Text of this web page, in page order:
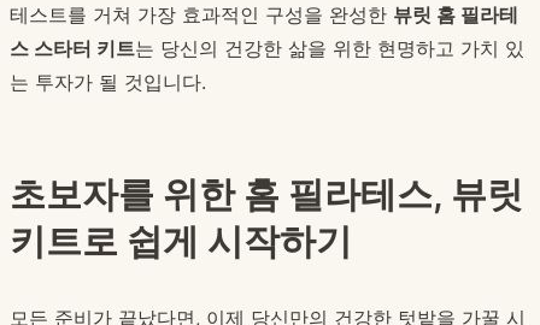
테스트를 거쳐 가장 효과적인 구성을 완성한 뷰릿 홈 필라테
스 스타터 키트는 당신의 건강한 삶을 위한 현명하고 가치 있
는 투자가 될 것입니다.
초보자를 위한 홈 필라테스, 뷰릿
키트로 쉽게 시작하기
모든 준비가 끝났다면, 이제 당신만의 건강한 텃밭을 가꿀 시